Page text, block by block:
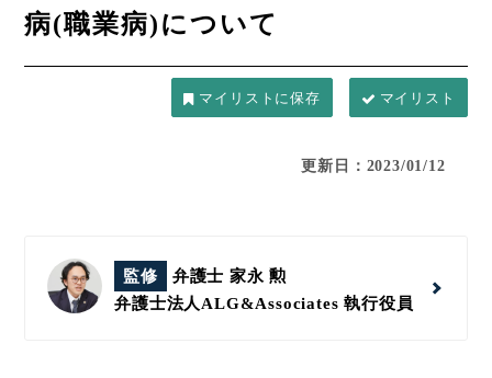
病(職業病)について
マイリスト
更新日：2023/01/12
監修
弁護士 家永 勲
弁護士法人ALG&Associates執行役員